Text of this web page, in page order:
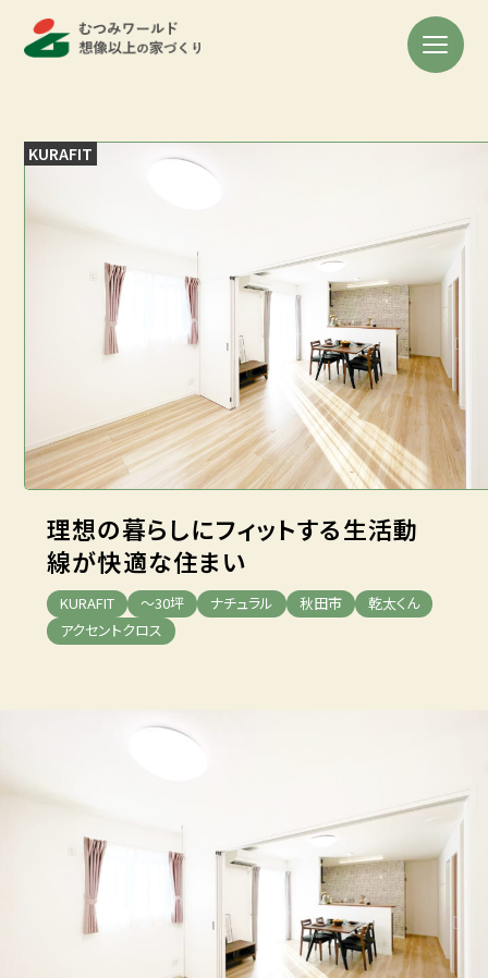
KURAFIT
理想の暮らしにフィットする生活動
線が快適な住まい
KURAFIT ～30坪 ナチュラル 秋田市
乾太くん
アクセントクロス